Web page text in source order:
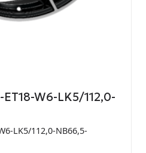
W6-LK5/112,0-
LK5/112,0-NB66,5-